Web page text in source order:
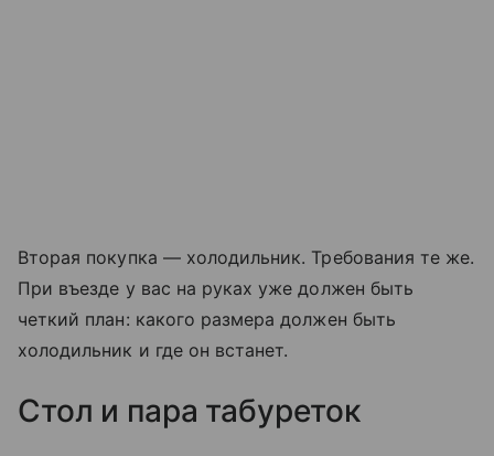
Вторая покупка — холодильник. Требования те же.
При въезде у вас на руках уже должен быть
четкий план: какого размера должен быть
холодильник и где он встанет.
Стол и пара табуреток